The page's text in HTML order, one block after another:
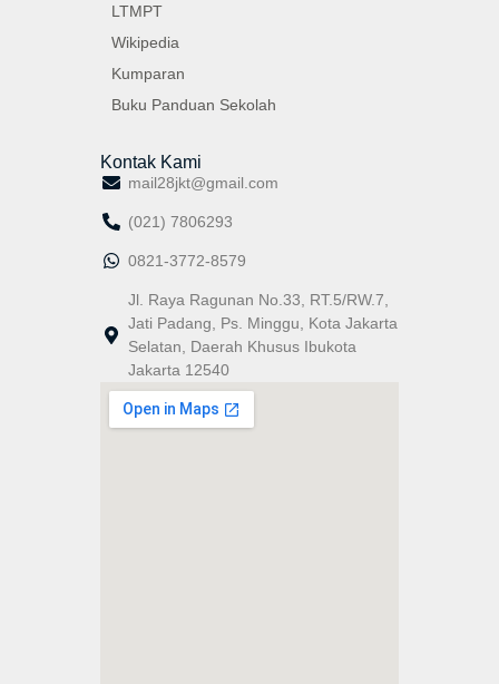
LTMPT
Wikipedia
Kumparan
Buku Panduan Sekolah
Kontak Kami
mail28jkt@gmail.com
(021) 7806293
0821-3772-8579
Jl. Raya Ragunan No.33, RT.5/RW.7,
Jati Padang, Ps. Minggu, Kota Jakarta
Selatan, Daerah Khusus Ibukota
Jakarta 12540